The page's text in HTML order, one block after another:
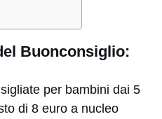
Buonconsiglio:
per bambini dai 5
di 8 euro a nucleo